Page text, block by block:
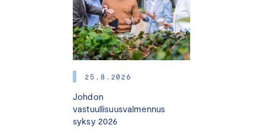
25.8.2026
Johdon
vastuullisuusvalmennus
syksy 2026